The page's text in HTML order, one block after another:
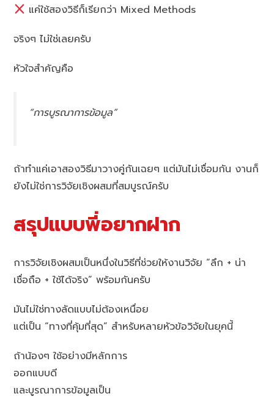
แค่ใช้สองวิธีก็เรียกว่า Mixed Methods
จริงๆ ไม่ใช่เลยครับ
หัวใจสำคัญคือ
“การบูรณาการข้อมูล”
ถ้าทำแค่เอาสองวิธีมาวางคู่กันเฉยๆ แต่มันไม่เชื่อมกัน งานก็
ยังไม่ใช่การวิจัยเชิงผสมที่สมบูรณ์ครับ
สรุปแบบพี่อยากฝาก
การวิจัยเชิงผสมเป็นหนึ่งในวิธีที่ช่วยให้งานวิจัย “ลึก + น่า
เชื่อถือ + ใช้ได้จริง” พร้อมกันครับ
มันไม่ใช่ทางลัดแบบไม่ต้องเหนื่อย
แต่เป็น “ทางที่คุ้มที่สุด” สำหรับหลายหัวข้อวิจัยในยุคนี้
ถ้าน้องๆ ใช้อย่างมีหลักการ
ออกแบบดี
และบูรณาการข้อมูลเป็น